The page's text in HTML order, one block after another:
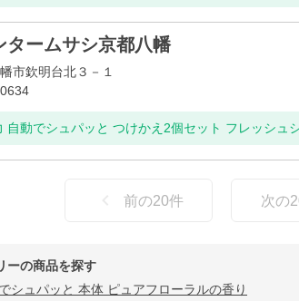
タームサシ京都八幡
市欽明台北３－１
自動でシュパッと つけかえ2個セット フレッシュ
前の20件 次の
ーの商品を探す
シュパッと 本体 ピュアフローラルの香り